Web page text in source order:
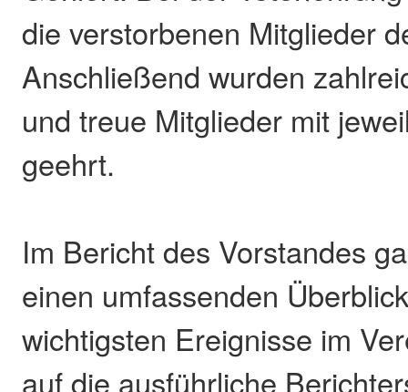
die verstorbenen Mitglieder
Anschließend wurden
und treue Mitglieder mit
geehrt.
Im Bericht des Vorstandes
einen umfassenden
wichtigsten Ereignisse im
auf die ausführliche